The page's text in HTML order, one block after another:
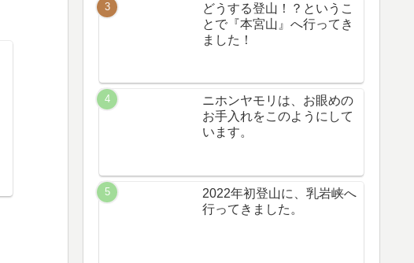
どうする登山！？というこ
とで『本宮山』へ行ってき
ました！
ニホンヤモリは、お眼めの
お手入れをこのようにして
います。
2022年初登山に、乳岩峡へ
行ってきました。